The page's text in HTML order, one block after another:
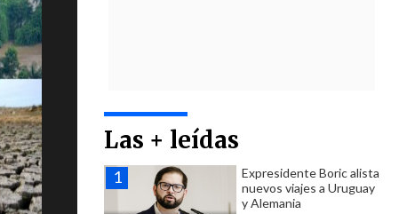
Las + leídas
Expresidente Boric alista
nuevos viajes a Uruguay
y Alemania